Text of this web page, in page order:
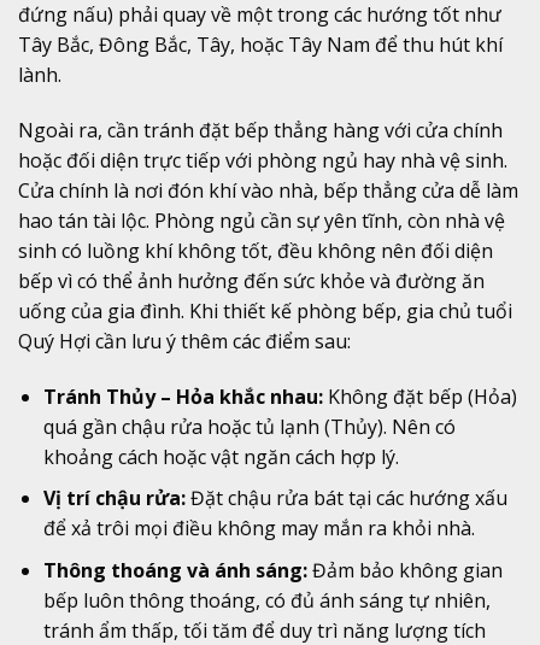
đứng nấu) phải quay về một trong các hướng tốt như
Tây Bắc, Đông Bắc, Tây, hoặc Tây Nam để thu hút khí
lành.
Ngoài ra, cần tránh đặt bếp thẳng hàng với cửa chính
hoặc đối diện trực tiếp với phòng ngủ hay nhà vệ sinh.
Cửa chính là nơi đón khí vào nhà, bếp thẳng cửa dễ làm
hao tán tài lộc. Phòng ngủ cần sự yên tĩnh, còn nhà vệ
sinh có luồng khí không tốt, đều không nên đối diện
bếp vì có thể ảnh hưởng đến sức khỏe và đường ăn
uống của gia đình. Khi thiết kế phòng bếp, gia chủ tuổi
Quý Hợi cần lưu ý thêm các điểm sau:
Tránh Thủy – Hỏa khắc nhau:Không đặt bếp (Hỏa)
quá gần chậu rửa hoặc tủ lạnh (Thủy). Nên có
khoảng cách hoặc vật ngăn cách hợp lý.
Vị trí chậu rửa:Đặt chậu rửa bát tại các hướng xấu
để xả trôi mọi điều không may mắn ra khỏi nhà.
Thông thoáng và ánh sáng:Đảm bảo không gian
bếp luôn thông thoáng, có đủ ánh sáng tự nhiên,
tránh ẩm thấp, tối tăm để duy trì năng lượng tích